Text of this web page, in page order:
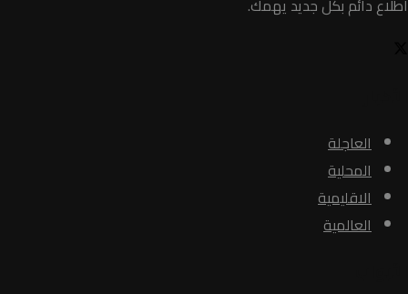
اطلاع دائم بكل جديد يهمك.
العاجلة
المحلية
الاقليمية
العالمية